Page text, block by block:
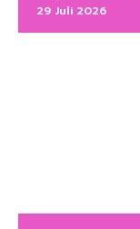
29 Juli 2026